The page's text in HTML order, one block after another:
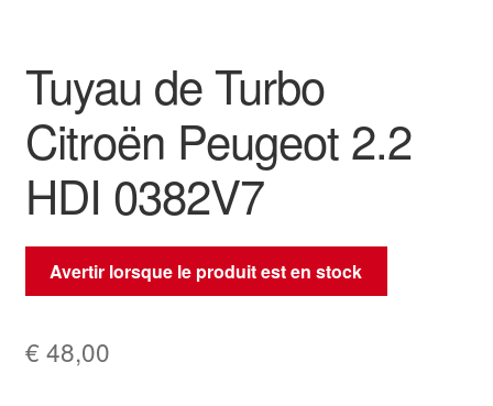
Tuyau de Turbo
Citroën Peugeot 2.2
HDI 0382V7
Avertir lorsque le produit est en stock
€ 48,00